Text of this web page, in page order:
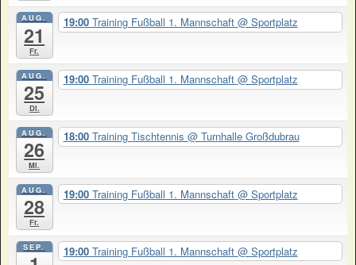
AUG.
21
Fr.
19:00 Training Fußball 1. Mannschaft @ Sportplatz
AUG.
25
Di.
19:00 Training Fußball 1. Mannschaft @ Sportplatz
AUG.
26
Mi.
18:00 Training Tischtennis @ Turnhalle Großdubrau
AUG.
28
Fr.
19:00 Training Fußball 1. Mannschaft @ Sportplatz
SEP. 19:00 Training Fußball 1. Mannschaft @ Sportplatz